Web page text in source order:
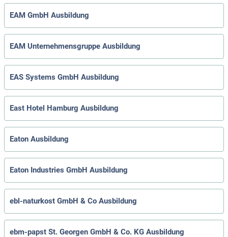
EAM GmbH Ausbildung
EAM Unternehmensgruppe Ausbildung
EAS Systems GmbH Ausbildung
East Hotel Hamburg Ausbildung
Eaton Ausbildung
Eaton Industries GmbH Ausbildung
ebl-naturkost GmbH & Co Ausbildung
ebm-papst St. Georgen GmbH & Co. KG Ausbildung